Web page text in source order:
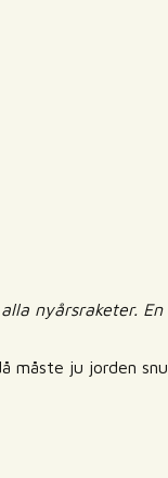
nyårsraketer.
måste ju jorden